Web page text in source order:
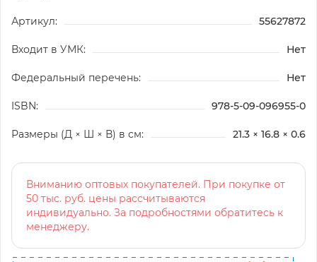
Артикул: 55627872
Входит в УМК: Нет
Федеральный перечень: Нет
ISBN: 978-5-09-096955-0
Размеры (Д × Ш × В) в см: 21.3 × 16.8 × 0.6
Вниманию оптовых покупателей. При покупке от
50 тыс. руб. цены рассчитываются
индивидуально. За подробностями обратитесь к
менеджеру.